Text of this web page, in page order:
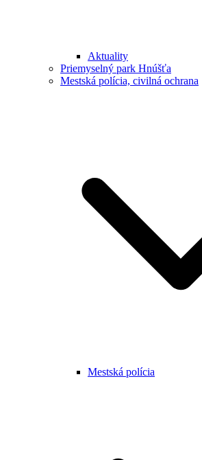
Aktuality
Priemyselný park Hnúšťa
Mestská polícia, civilná ochrana
Mestská polícia